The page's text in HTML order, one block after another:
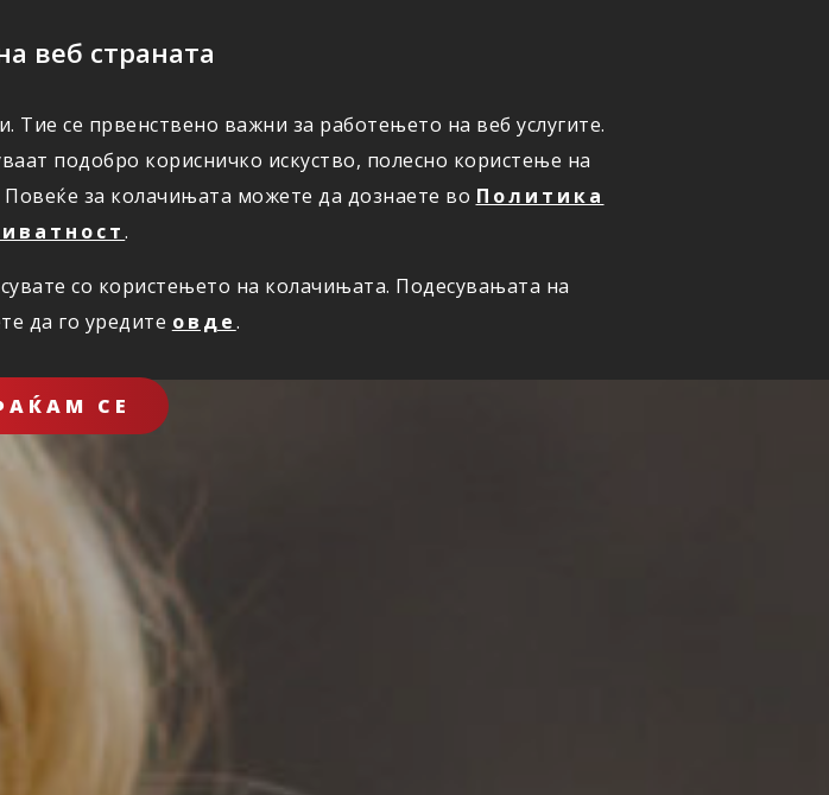
веб страната
се првенствено важни за работењето на веб услугите.
подобро корисничко искуство, полесно користење на
за колачињата можете да дознаете во Политика
.
со користењето на колачињата. Подесувањата на
да го уредите овде.
СЕ